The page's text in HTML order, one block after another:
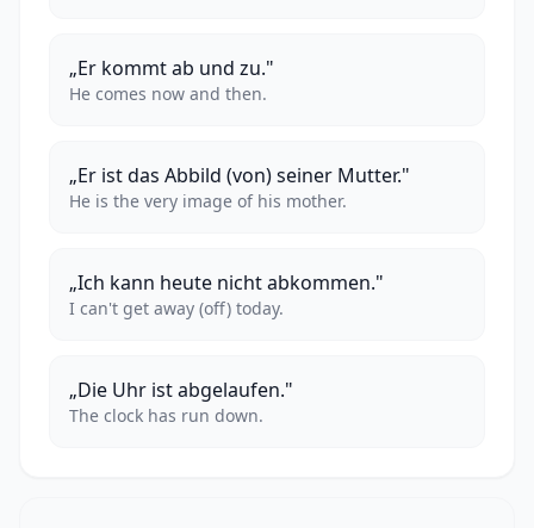
„Er kommt ab und zu."
He comes now and then.
„Er ist das Abbild (von) seiner Mutter."
He is the very image of his mother.
„Ich kann heute nicht abkommen."
I can't get away (off) today.
„Die Uhr ist abgelaufen."
The clock has run down.